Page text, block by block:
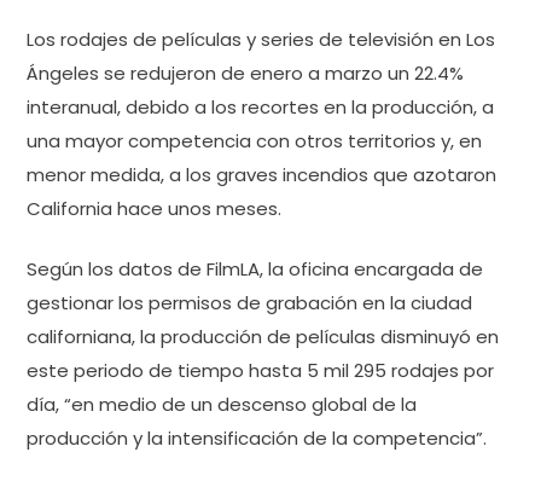
Los rodajes de películas y series de televisión en Los
Ángeles se redujeron de enero a marzo un 22.4%
interanual, debido a los recortes en la producción, a
una mayor competencia con otros territorios y, en
menor medida, a los graves incendios que azotaron
California hace unos meses.
Según los datos de FilmLA, la oficina encargada de
gestionar los permisos de grabación en la ciudad
californiana, la producción de películas disminuyó en
este periodo de tiempo hasta 5 mil 295 rodajes por
día, “en medio de un descenso global de la
producción y la intensificación de la competencia”.